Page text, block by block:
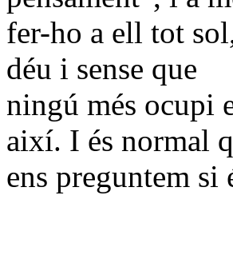
fer-ho a ell tot
déu i sense que
ningú més ocupi
així. I és normal
ens preguntem si